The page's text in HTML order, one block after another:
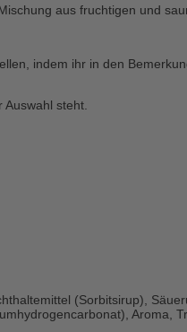
aus fruchtigen und
indem ihr in den
steht.
(Sorbitsirup),
Aroma,